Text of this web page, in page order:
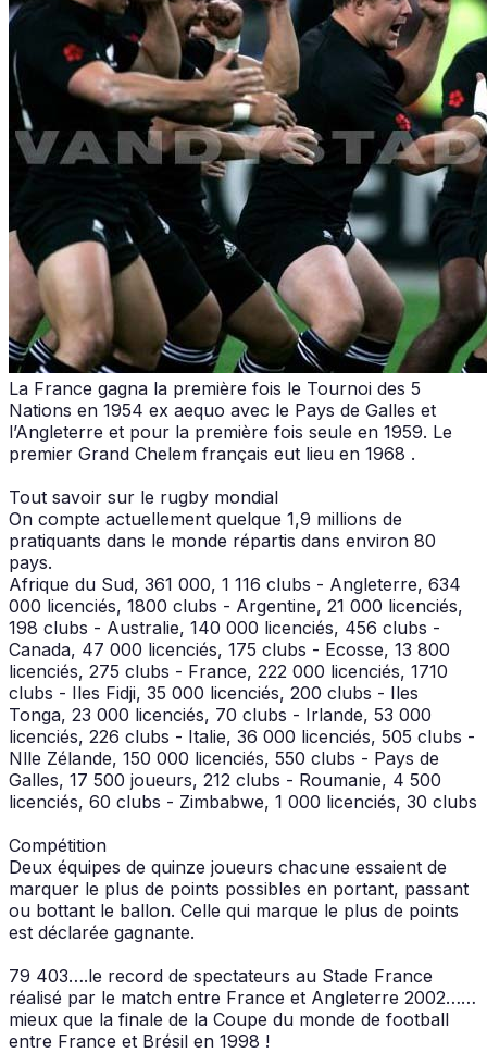
La France gagna la première fois le Tournoi des 5
Nations en 1954 ex aequo avec le Pays de Galles et
l’Angleterre et pour la première fois seule en 1959. Le
premier Grand Chelem français eut lieu en 1968 .
Tout savoir sur le rugby mondial
On compte actuellement quelque 1,9 millions de
pratiquants dans le monde répartis dans environ 80
pays.
Afrique du Sud, 361 000, 1 116 clubs - Angleterre, 634
000 licenciés, 1800 clubs - Argentine, 21 000 licenciés,
198 clubs - Australie, 140 000 licenciés, 456 clubs -
Canada, 47 000 licenciés, 175 clubs - Ecosse, 13 800
licenciés, 275 clubs - France, 222 000 licenciés, 1710
clubs - Iles Fidji, 35 000 licenciés, 200 clubs - Iles
Tonga, 23 000 licenciés, 70 clubs - Irlande, 53 000
licenciés, 226 clubs - Italie, 36 000 licenciés, 505 clubs -
Nlle Zélande, 150 000 licenciés, 550 clubs - Pays de
Galles, 17 500 joueurs, 212 clubs - Roumanie, 4 500
licenciés, 60 clubs - Zimbabwe, 1 000 licenciés, 30 clubs
Compétition
Deux équipes de quinze joueurs chacune essaient de
marquer le plus de points possibles en portant, passant
ou bottant le ballon. Celle qui marque le plus de points
est déclarée gagnante.
79 403….le record de spectateurs au Stade France
réalisé par le match entre France et Angleterre 2002……
mieux que la finale de la Coupe du monde de football
entre France et Brésil en 1998 !